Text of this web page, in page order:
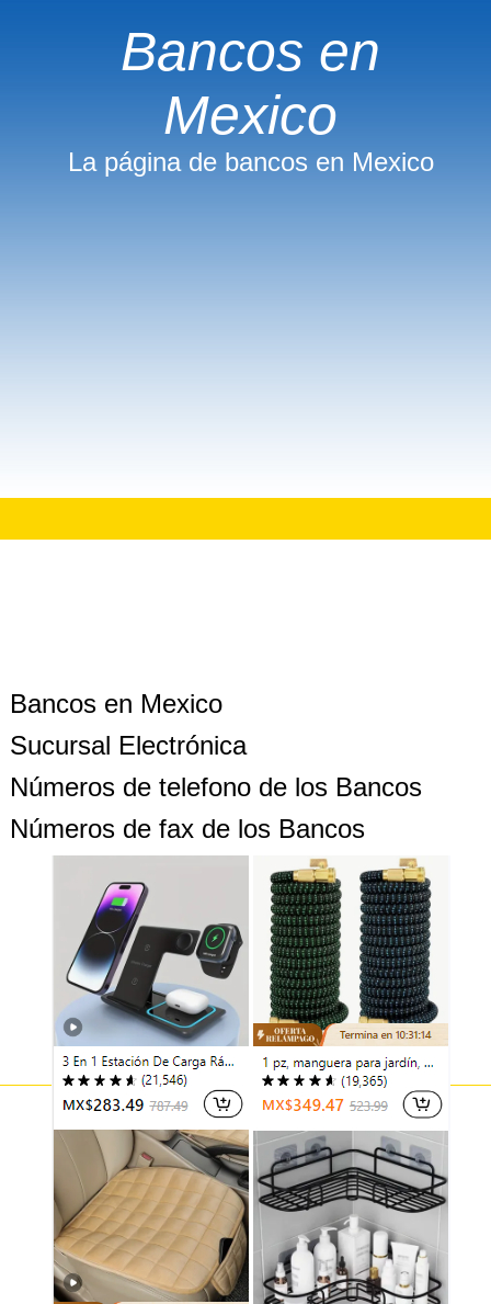
Bancos en
Mexico
La página de bancos en Mexico
Bancos en Mexico
Sucursal Electrónica
Números de telefono de los Bancos
Números de fax de los Bancos